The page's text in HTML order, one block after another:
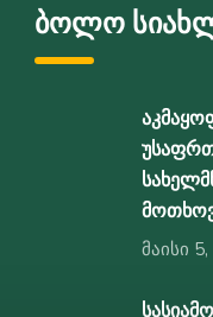
ბოლო
მაისი